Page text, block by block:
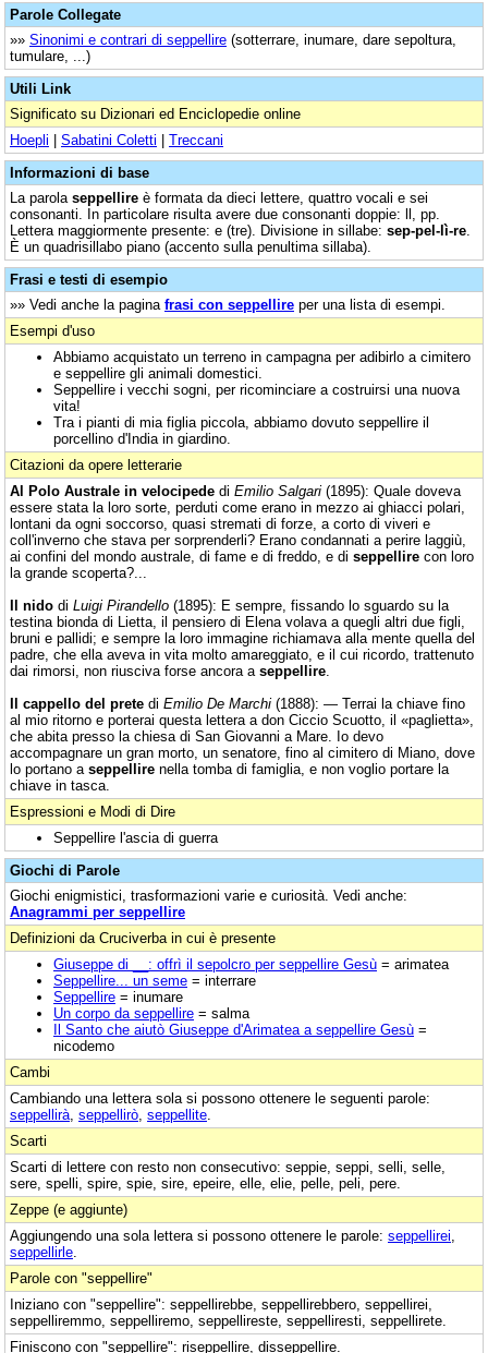
Parole Collegate
»» Sinonimi e contrari di seppellire (sotterrare, inumare, dare sepoltura,
tumulare, ...)
Utili Link
Significato su Dizionari ed Enciclopedie online
Hoepli | Sabatini Coletti | Treccani
Informazioni di base
La parola seppellire è formata da dieci lettere, quattro vocali e sei
consonanti. In particolare risulta avere due consonanti doppie: ll, pp.
Lettera maggiormente presente: e (tre). Divisione in sillabe: sep-pel-lì-re
È un quadrisillabo piano (accento sulla penultima sillaba).
Frasi e testi di esempio
»» Vedi anche la pagina frasi con seppellire per una lista di esempi.
Esempi d'uso
Abbiamo acquistato un terreno in campagna per adibirlo a cimitero
e seppellire gli animali domestici.
Seppellire i vecchi sogni, per ricominciare a costruirsi una nuova
vita!
Tra i pianti di mia figlia piccola, abbiamo dovuto seppellire il
porcellino d'India in giardino.
Citazioni da opere letterarie
Al Polo Australe in velocipede di Emilio Salgari (1895): Quale doveva
essere stata la loro sorte, perduti come erano in mezzo ai ghiacci polari,
lontani da ogni soccorso, quasi stremati di forze, a corto di viveri e
coll'inverno che stava per sorprenderli? Erano condannati a perire laggiù,
ai confini del mondo australe, di fame e di freddo, e di seppellire con loro
la grande scoperta?...
Il nido di Luigi Pirandello (1895): E sempre, fissando lo sguardo su la
testina bionda di Lietta, il pensiero di Elena volava a quegli altri due figli,
bruni e pallidi; e sempre la loro immagine richiamava alla mente quella del
padre, che ella aveva in vita molto amareggiato, e il cui ricordo, trattenuto
dai rimorsi, non riusciva forse ancora a seppellire
Il cappello del prete di Emilio De Marchi (1888): — Terrai la chiave fino
al mio ritorno e porterai questa lettera a don Ciccio Scuotto, il «paglietta»,
che abita presso la chiesa di San Giovanni a Mare. Io devo
accompagnare un gran morto, un senatore, fino al cimitero di Miano, dove
lo portano a seppellire nella tomba di famiglia, e non voglio portare la
chiave in tasca.
Espressioni e Modi di Dire
Seppellire l'ascia di guerra
Giochi di Parole
Giochi enigmistici, trasformazioni varie e curiosità. Vedi anche:
Anagrammi per seppellire
Definizioni da Cruciverba in cui è presente
Giuseppe di __: offrì il sepolcro per seppellire Gesù = arimatea
Seppellire... un seme = interrare
Seppellire = inumare
Un corpo da seppellire = salma
Il Santo che aiutò Giuseppe d'Arimatea a seppellire Gesù =
nicodemo
Cambi
Cambiando una lettera sola si possono ottenere le seguenti parole:
seppellirà seppellirò seppellite
Scarti
Scarti di lettere con resto non consecutivo: seppie, seppi, selli, selle,
sere, spelli, spire, spie, sire, epeire, elle, elie, pelle, peli, pere.
Zeppe (e aggiunte)
Aggiungendo una sola lettera si possono ottenere le parole: seppellirei
seppellirle
Parole con "seppellire"
Iniziano con "seppellire": seppellirebbe, seppellirebbero, seppellirei,
seppelliremmo, seppelliremo, seppellireste, seppelliresti, seppellirete.
Finiscono con "seppellire": riseppellire, disseppellire.